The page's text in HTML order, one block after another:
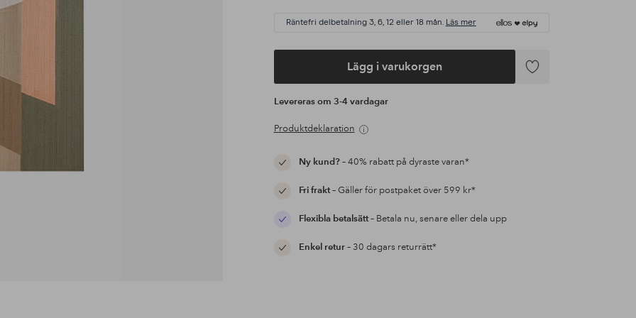
Räntefri delbetalning 3, 6, 12 eller 18 mån. Läs mer
Lägg i varukorgen
Lägg
Levereras om 3-4 vardagar
Produktdeklaration
Ny kund?– 40% rabatt på dyraste varan*
Fri frakt– Gäller för postpaket över 599 kr*
Flexibla betalsätt– Betala nu, senare eller dela upp
Enkel retur– 30 dagars returrätt*